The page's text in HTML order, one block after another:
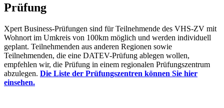
Prüfung
Xpert Business-Prüfungen sind für Teilnehmende des VHS-ZV mit
Wohnort im Umkreis von 100km möglich und werden individuell
geplant. Teilnehmenden aus anderen Regionen sowie
Teilnehmenden, die eine DATEV-Prüfung ablegen wollen,
empfehlen wir, die Prüfung in einem regionalen Prüfungszentrum
abzulegen. Die Liste der Prüfungszentren können Sie hier
einsehen.